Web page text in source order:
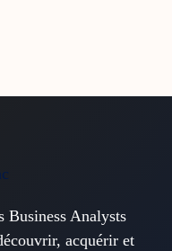
Business Analysts
acquérir et